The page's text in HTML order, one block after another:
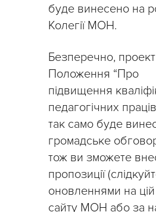
буде винесено на
Колегії МОН.
Безперечно, проект
Положення “Про
підвищення
педагогічних
так само буде
громадське
тож ви зможете
пропозиції
оновленнями на цій
сайту МОН або за